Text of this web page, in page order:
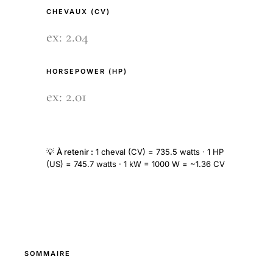
CHEVAUX (CV)
HORSEPOWER (HP)
💡 À retenir : 1 cheval (CV) = 735.5 watts · 1 HP
(US) = 745.7 watts · 1 kW = 1000 W = ~1.36 CV
SOMMAIRE